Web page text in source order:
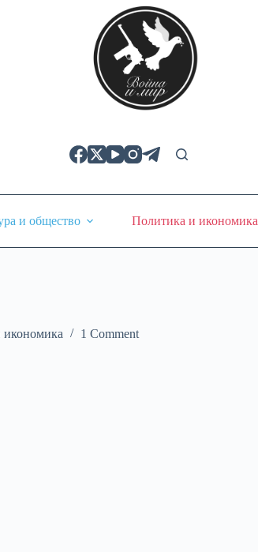
и общество Политика и икономика
1 Comment